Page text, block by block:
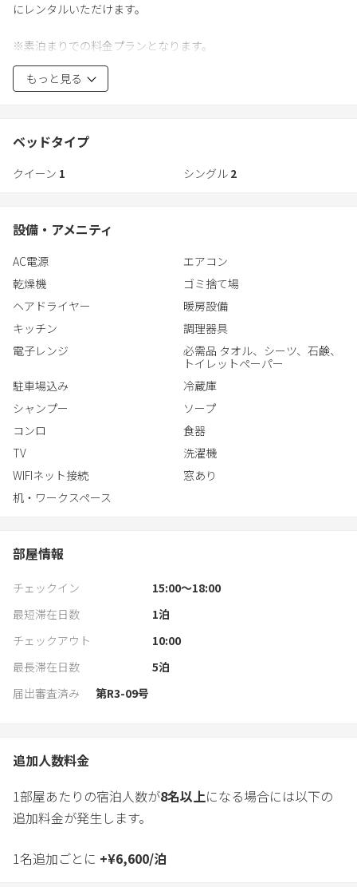
にレンタルいただけます。
※素泊まりでの料金プランとなります。
追加オプションをご希望される場合はご連絡をお願い致します。
※当施設はフロントレスとなっております。
※追加オプション
・BBQコンロ 5,500円（炭不要・食材、調味料は持込となりま
・生ビール10リットル 8,800円
（内訳・バスタオル1枚・フェイスタオル1枚・ボディタオル1枚・
歯ブラシ1個・歯磨き粉＊2個に1個・フェアブラシ＊グループに1
個）
・サマーベッド1台 2,200円(バスタオル付)
追加ご注文の際はメールにてご連絡ください。
もっと見る
ベッドタイプ
クイーン 1 シングル 2
設備・アメニティ
AC電源
エアコン
乾燥機
ゴミ捨て場
ヘアドライヤー
暖房設備
キッチン
調理器具
電子レンジ
必需品 タオル、シーツ、石鹸、
トイレットペーパー
駐車場込み
冷蔵庫
シャンプー
ソープ
コンロ
食器
TV
洗濯機
WIFIネット接続
窓あり
机・ワークスペース
部屋情報
チェックイン
15:00〜18:00
最短滞在日数
1泊
チェックアウト
10:00
最長滞在日数
5泊
届出審査済み
第R3-09号
追加人数料金
1部屋あたりの宿泊人数が8名以上になる場合には以下の
追加料金が発生します。
1名追加ごとに +¥6,600/泊